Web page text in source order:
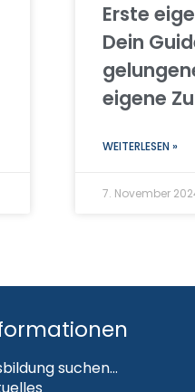
Erste
Dein
eigene
WEITERLESEN »
7. November
suchen...